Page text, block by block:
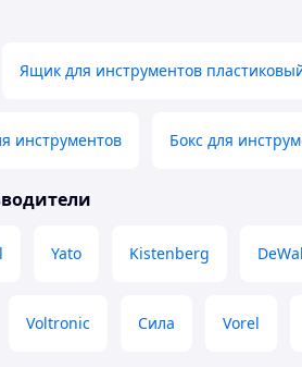
Ящик для инструментов
инструментов Бокс для
Yato Kistenberg
Voltronic Сила Vorel